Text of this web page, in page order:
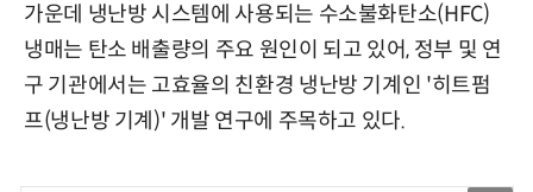
가운데 냉난방 시스템에 사용되는 수소불화탄소(HFC)
냉매는 탄소 배출량의 주요 원인이 되고 있어, 정부 및 연
구 기관에서는 고효율의 친환경 냉난방 기계인 '히트펌
프(냉난방 기계)' 개발 연구에 주목하고 있다.